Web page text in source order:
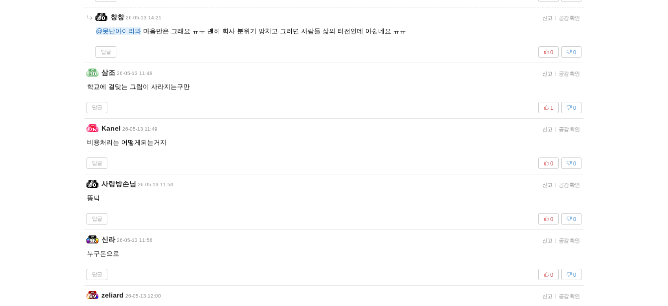
창창 26-05-13 14:21 신고 | 공감 확인
@못난아이리와 마음만은 그래요 ㅠㅠ 괜히 회사 분위기 망치고 그러면 사람들 삶의 터전인데 아쉽네요 ㅠㅠ
답글 0
0
삼조 26-05-13 11:49 신고 | 공감 확인
학교에 걸맞는 그림이 사라지는구만
답글 0
1
Kanel 26-05-13 11:49 신고 | 공감 확인
비용처리는 어떻게되는거지
답글 0
0
사랑방손님 26-05-13 11:50 신고 | 공감 확인
똥덕
답글 0
0
신라 26-05-13 11:56 신고 | 공감 확인
누구돈으로
답글 0
0
zeliard 26-05-13 12:00 신고 | 공감 확인